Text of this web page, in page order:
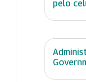
pelo